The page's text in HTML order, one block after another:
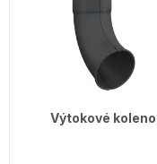
Výtokové koleno